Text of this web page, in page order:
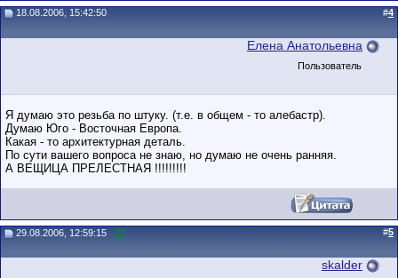
18.08.2006, 15:42:50 #4
Елена Анатольевна
Пользователь
Я думаю это резьба по штуку. (т.е. в общем - то алебастр).
Думаю Юго - Восточная Европа.
Какая - то архитектурная деталь.
По сути вашего вопроса не знаю, но думаю не очень ранняя.
А ВЕЩИЦА ПРЕЛЕСТНАЯ !!!!!!!!!
29.08.2006, 12:59:15 #5
skalder